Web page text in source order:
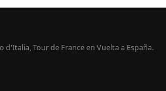
d'Italia, Tour de France en Vuelta a España.